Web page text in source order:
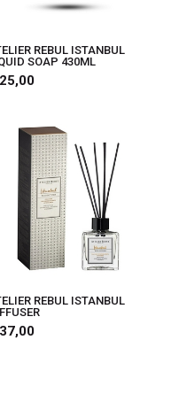
REBUL ISTANBUL
SOAP 430ML
REBUL ISTANBUL